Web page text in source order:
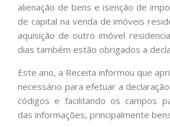
alienação de bens e isenção de
de capital na venda de imóveis
aquisição de outro imóvel
dias também estão obrigados a
Este ano, a Receita informou que
necessário para efetuar a
códigos e facilitando os campos
das informações, principalmente